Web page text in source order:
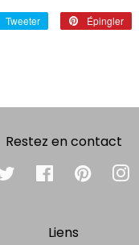
Tweeter
Tweeter
Épingler
Restez en contact
Twitter FacebookPinterest
Liens